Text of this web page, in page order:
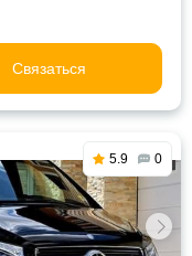
Связаться
5.9 0